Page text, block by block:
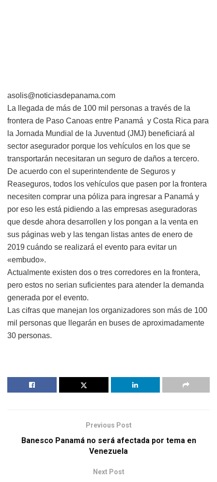
asolis@noticiasdepanama.com
La llegada de más de 100 mil personas a través de la
frontera de Paso Canoas entre Panamá y Costa Rica para
la Jornada Mundial de la Juventud (JMJ) beneficiará al
sector asegurador porque los vehículos en los que se
transportarán necesitaran un seguro de daños a tercero.
De acuerdo con el superintendente de Seguros y
Reaseguros, todos los vehículos que pasen por la frontera
necesiten comprar una póliza para ingresar a Panamá y
por eso les está pidiendo a las empresas aseguradoras
que desde ahora desarrollen y los pongan a la venta en
sus páginas web y las tengan listas antes de enero de
2019 cuándo se realizará el evento para evitar un
«embudo».
Actualmente existen dos o tres corredores en la frontera,
pero estos no serian suficientes para atender la demanda
generada por el evento.
Las cifras que manejan los organizadores son más de 100
mil personas que llegarán en buses de aproximadamente
30 personas.
Previous Post
Banesco Panamá no será afectada por tema en
Venezuela
Next Post